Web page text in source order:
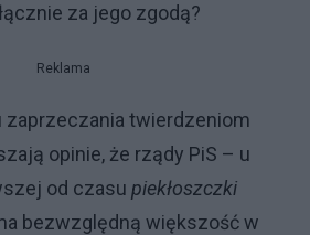
za jego zgodą?
Reklama
zaprzeczania twierdzeniom
opinie, że rządy PiS – u
od czasu piekłoszczki
bezwzględną większość w